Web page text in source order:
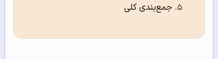
جمع‌بندی کلی